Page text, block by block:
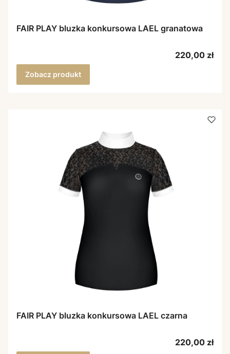
FAIR PLAY bluzka konkursowa LAEL granatowa
Cena
220,00 zł
Zobacz produkt
FAIR PLAY bluzka konkursowa LAEL czarna
Cena
220,00 zł